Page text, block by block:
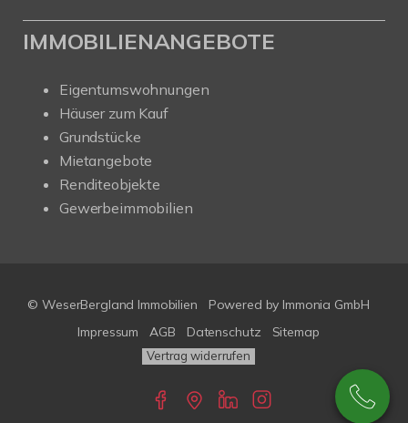
IMMOBILIENANGEBOTE
Eigentumswohnungen
Häuser zum Kauf
Grundstücke
Mietangebote
Renditeobjekte
Gewerbeimmobilien
© WeserBergland Immobilien Powered by Immonia GmbH
Impressum
AGB Datenschutz Sitemap
Vertrag widerrufen